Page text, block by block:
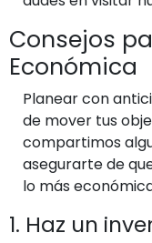
Consejos
Económica
Planear con
de mover tus
compartimos
asegurarte de
lo más
1. Haz un